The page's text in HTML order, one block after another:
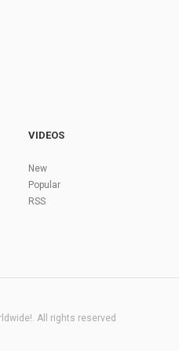
VIDEOS
New
Popular
RSS
All rights reserved